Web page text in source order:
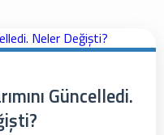
Güncelledi.